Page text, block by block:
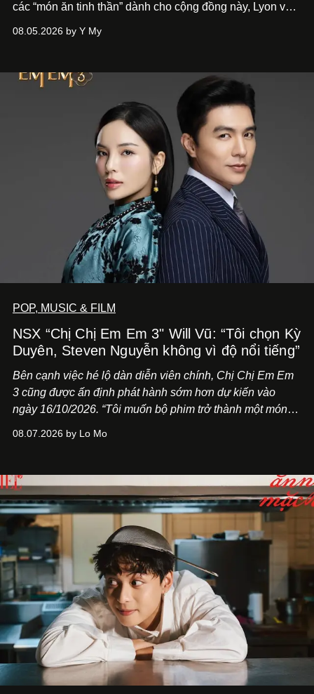
các “món ăn tinh thần” dành cho cộng đồng này, Lyon và
08.05.2026 by Y My
POP, MUSIC & FILM
NSX “Chị Chị Em Em 3" Will Vũ: “Tôi chọn Kỳ
Duyên, Steven Nguyễn không vì độ nổi tiếng”
Bên cạnh việc hé lộ dàn diễn viên chính, Chị Chị Em Em
3 cũng được ấn định phát hành sớm hơn dự kiến vào
ngày 16/10/2026. “Tôi muốn bộ phim trở thành một món
08.07.2026 by Lo Mo